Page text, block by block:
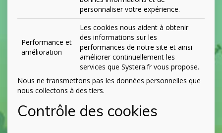
personnaliser votre expérience.
Performance et
amélioration
Les cookies nous aident à obtenir
des informations sur les
performances de notre site et ainsi
améliorer continuellement les
services que Systera.fr vous propose.
Nous ne transmettons pas les données personnelles que
nous collectons à des tiers.
Contrôle des cookies